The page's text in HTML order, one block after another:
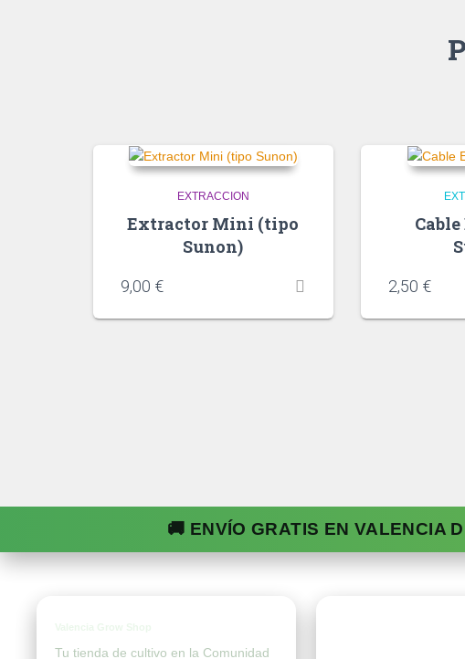
EXTRACCION
Extractor Mini (tipo
Sunon)
9,00 € 2,50 €
🚚 ENVÍO GRATIS EN VALENCIA
Tu tienda de cultivo en la Comunidad